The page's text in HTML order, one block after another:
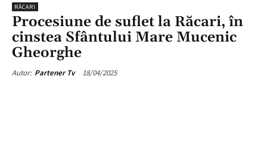
RĂCARI
Procesiune de suflet la Răcari, în
cinstea Sfântului Mare Mucenic
Gheorghe
Autor: Partener Tv 18/04/2025